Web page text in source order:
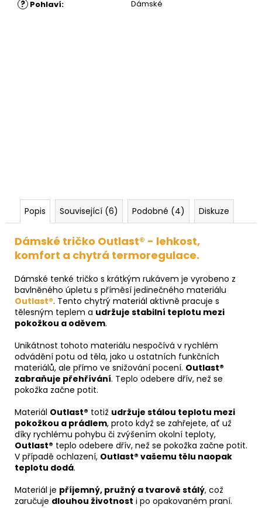
? Pohlaví: Dámské
Popis Související (6) Podobné (4) Diskuze
Dámské tričko Outlast® - lehkost,
komfort a chytrá termoregulace.
Dámské tenké tričko s krátkým rukávem je vyrobeno z
bavlněného úpletu s příměsí jedinečného materiálu
Outlast®. Tento chytrý materiál aktivně pracuje s
tělesným teplem a udržuje stabilní teplotu mezi
pokožkou a oděvem.
Unikátnost tohoto materiálu nespočívá v rychlém
odvádění potu od těla, jako u ostatních funkčních
materiálů, ale přímo ve snižování pocení. Outlast®
zabraňuje přehřívání. Teplo odebere dřív, než se
pokožka začne potit.
Materiál Outlast® totiž udržuje stálou teplotu mezi
pokožkou a prádlem, proto když se zahřejete, ať už
díky rychlému pohybu či zvýšením okolní teploty,
Outlast® teplo odebere dřív, než se pokožka začne potit.
V případě ochlazení, Outlast® vašemu tělu naopak
teplotu dodá.
Materiál je příjemný, pružný a tvarově stálý, což
zaručuje dlouhou životnost i po opakovaném praní.